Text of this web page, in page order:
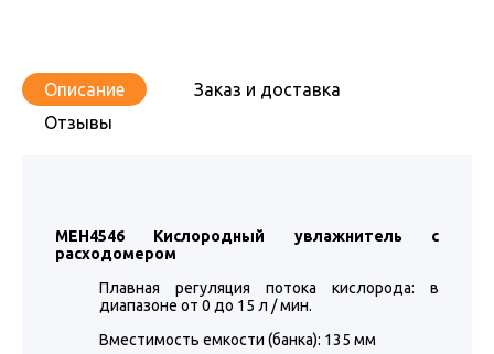
Описание
Заказ и доставка
Отзывы
МЕН4546 Кислородный увлажнитель с
расходомером
Плавная регуляция потока кислорода: в
диапазоне от 0 до 15 л / мин.
Вместимость емкости (банка): 135 мм